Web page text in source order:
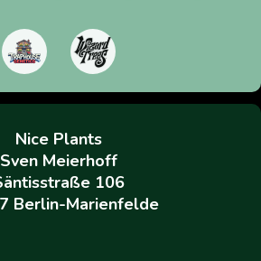
Nice Plants
Sven Meierhoff
106
Berlin-Marienfelde